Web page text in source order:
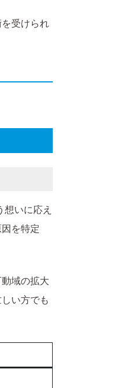
受けられ
いに応え
を特定
域の拡大
い方でも